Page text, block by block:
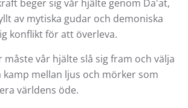
beger sig vår hjälte genom Da'at,
av mytiska gudar och demoniska
konflikt för att överleva.
måste vår hjälte slå sig fram och välja
kamp mellan ljus och mörker som
världens öde.